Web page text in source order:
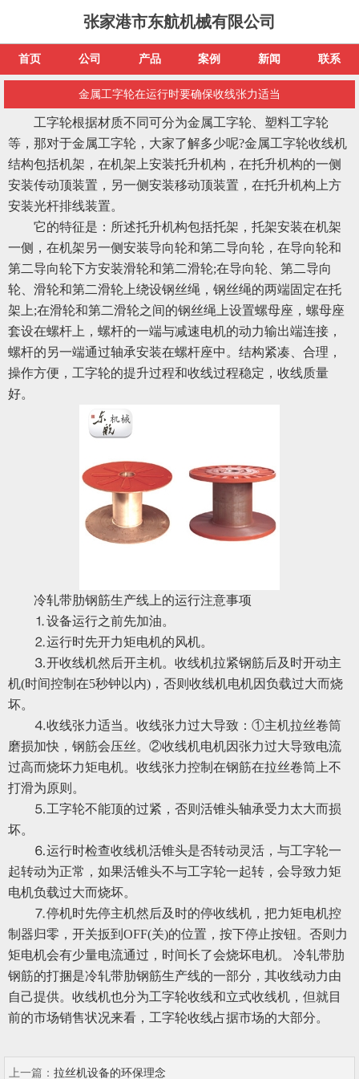
张家港市东航机械有限公司
首页 公司 产品 案例 新闻 联系
金属工字轮在运行时要确保收线张力适当
工字轮根据材质不同可分为金属工字轮、塑料工字轮
等，那对于金属工字轮，大家了解多少呢?金属工字轮收线机
结构包括机架，在机架上安装托升机构，在托升机构的一侧
安装传动顶装置，另一侧安装移动顶装置，在托升机构上方
安装光杆排线装置。
它的特征是：所述托升机构包括托架，托架安装在机架
一侧，在机架另一侧安装导向轮和第二导向轮，在导向轮和
第二导向轮下方安装滑轮和第二滑轮;在导向轮、第二导向
轮、滑轮和第二滑轮上绕设钢丝绳，钢丝绳的两端固定在托
架上;在滑轮和第二滑轮之间的钢丝绳上设置螺母座，螺母座
套设在螺杆上，螺杆的一端与减速电机的动力输出端连接，
螺杆的另一端通过轴承安装在螺杆座中。结构紧凑、合理，
操作方便，工字轮的提升过程和收线过程稳定，收线质量
好。
冷轧带肋钢筋生产线上的运行注意事项
⒈设备运行之前先加油。
⒉运行时先开力矩电机的风机。
⒊开收线机然后开主机。收线机拉紧钢筋后及时开动主
机(时间控制在5秒钟以内)，否则收线机电机因负载过大而烧
坏。
⒋收线张力适当。收线张力过大导致：①主机拉丝卷筒
磨损加快，钢筋会压丝。②收线机电机因张力过大导致电流
过高而烧坏力矩电机。收线张力控制在钢筋在拉丝卷筒上不
打滑为原则。
⒌工字轮不能顶的过紧，否则活锥头轴承受力太大而损
坏。
⒍运行时检查收线机活锥头是否转动灵活，与工字轮一
起转动为正常，如果活锥头不与工字轮一起转，会导致力矩
电机负载过大而烧坏。
⒎停机时先停主机然后及时的停收线机，把力矩电机控
制器归零，开关扳到OFF(关)的位置，按下停止按钮。否则力
矩电机会有少量电流通过，时间长了会烧坏电机。 冷轧带肋
钢筋的打捆是冷轧带肋钢筋生产线的一部分，其收线动力由
自己提供。收线机也分为工字轮收线和立式收线机，但就目
前的市场销售状况来看，工字轮收线占据市场的大部分。
上一篇： 拉丝机设备的环保理念